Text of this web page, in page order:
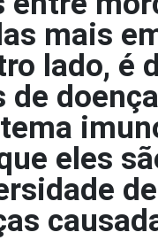
mais
lado, é
de
eles